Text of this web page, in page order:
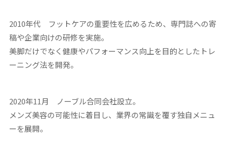
2010年代 フットケアの重要性を広めるため、専門誌への寄
稿や企業向けの研修を実施。
美脚だけでなく健康やパフォーマンス向上を目的としたトレ
ーニング法を開発。
2020年11月 ノーブル合同会社設立。
メンズ美容の可能性に着目し、業界の常識を覆す独自メニュ
ーを展開。